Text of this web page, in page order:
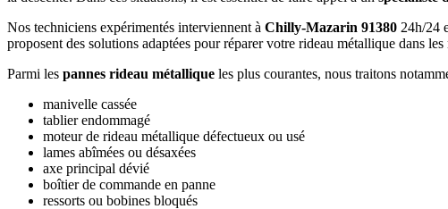
Nos techniciens expérimentés interviennent à Chilly-Mazarin 91380 24h/24
proposent des solutions adaptées pour réparer votre rideau métallique dans
Parmi les pannes rideau métallique les plus courantes, nous traitons
manivelle cassée
tablier endommagé
moteur de rideau métallique défectueux ou usé
lames abîmées ou désaxées
axe principal dévié
boîtier de commande en panne
ressorts ou bobines bloqués